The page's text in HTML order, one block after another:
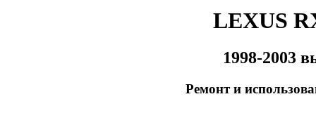
LEXUS
1998-2003
Ремонт и